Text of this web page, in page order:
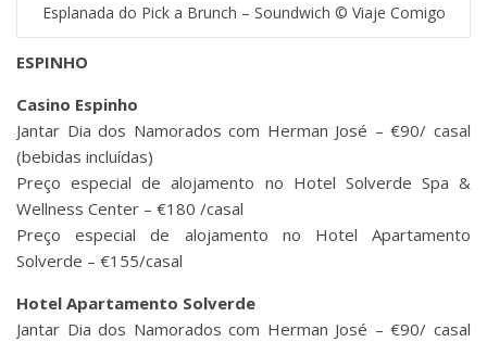
Esplanada do Pick a Brunch – Soundwich © Viaje Comigo
ESPINHO
Casino Espinho
Jantar Dia dos Namorados com Herman José – €90/ casal
(bebidas incluídas)
Preço especial de alojamento no Hotel Solverde Spa &
Wellness Center – €180 /casal
Preço especial de alojamento no Hotel Apartamento
Solverde – €155/casal
Hotel Apartamento Solverde
Jantar Dia dos Namorados com Herman José – €90/ casal